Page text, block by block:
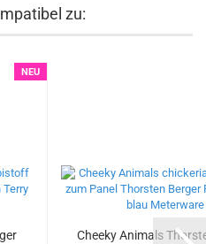
zu:
NEU
Cheeky Animals